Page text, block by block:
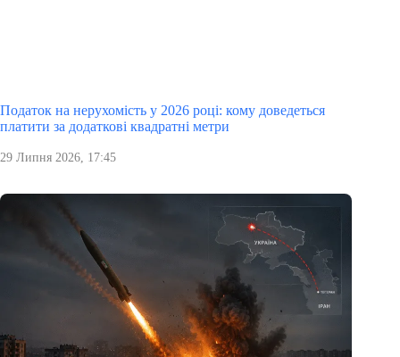
Податок на нерухомість у 2026 році: кому доведеться
платити за додаткові квадратні метри
29 Липня 2026, 17:45